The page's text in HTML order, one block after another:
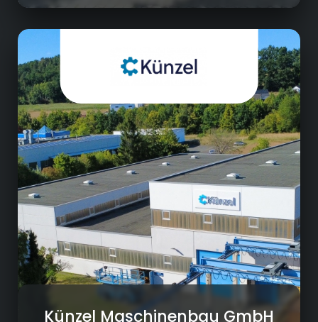
Ausbildungsportal Kulmbach
• Maschinebau
• Service
• Vertrieb
• Montage
• R&D
Künzel Maschinenbau GmbH